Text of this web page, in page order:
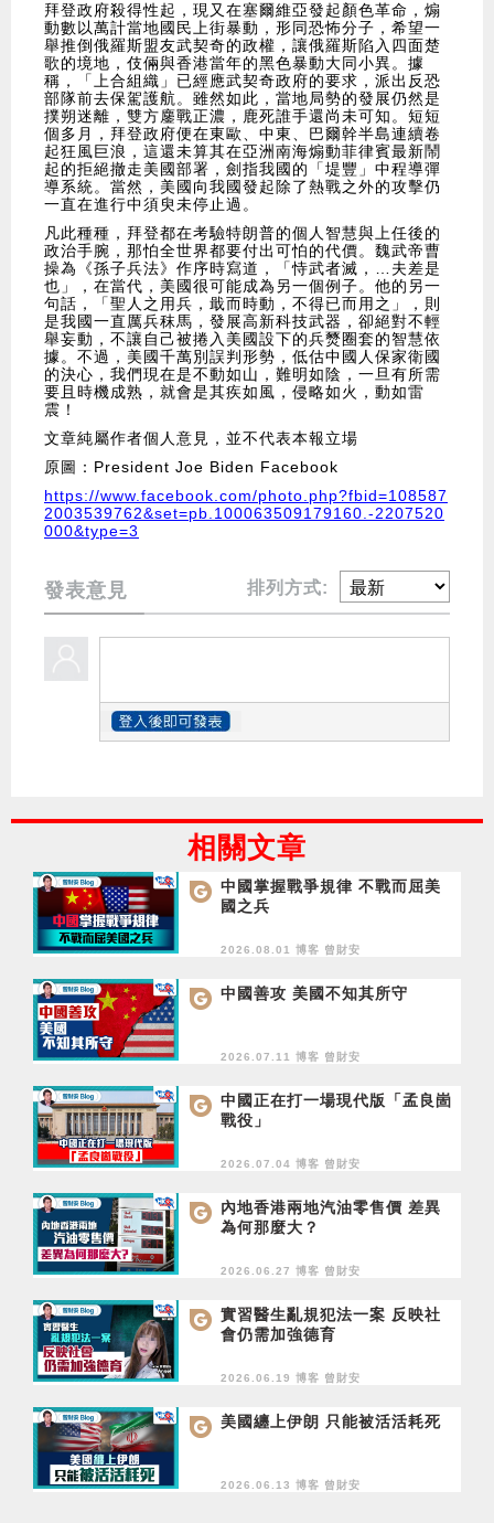
拜登政府殺得性起，現又在塞爾維亞發起顏色革命，煽
動數以萬計當地國民上街暴動，形同恐怖分子，希望一
舉推倒俄羅斯盟友武契奇的政權，讓俄羅斯陷入四面楚
歌的境地，伎倆與香港當年的黑色暴動大同小異。據
稱，「上合組織」已經應武契奇政府的要求，派出反恐
部隊前去保駕護航。雖然如此，當地局勢的發展仍然是
撲朔迷離，雙方鏖戰正濃，鹿死誰手還尚未可知。短短
個多月，拜登政府便在東歐、中東、巴爾幹半島連續卷
起狂風巨浪，這還未算其在亞洲南海煽動菲律賓最新鬧
起的拒絕撤走美國部署，劍指我國的「堤豐」中程導彈
導系統。當然，美國向我國發起除了熱戰之外的攻擊仍
一直在進行中須臾未停止過。
凡此種種，拜登都在考驗特朗普的個人智慧與上任後的
政治手腕，那怕全世界都要付出可怕的代價。魏武帝曹
操為《孫子兵法》作序時寫道，「恃武者滅，…夫差是
也」，在當代，美國很可能成為另一個例子。他的另一
句話，「聖人之用兵，戢而時動，不得已而用之」，則
是我國一直厲兵秣馬，發展高新科技武器，卻絕對不輕
舉妄動，不讓自己被捲入美國設下的兵燹圈套的智慧依
據。不過，美國千萬別誤判形勢，低估中國人保家衛國
的決心，我們現在是不動如山，難明如陰，一旦有所需
要且時機成熟，就會是其疾如風，侵略如火，動如雷
震！
文章純屬作者個人意見，並不代表本報立場
原圖：President Joe Biden Facebook
https://www.facebook.com/photo.php?fbid=108587
2003539762&set=pb.100063509179160.-2207520
000&type=3
發表意見 排列方式:
相關文章
中國掌握戰爭規律 不戰而屈美
國之兵
2026.08.01 博客 曾財安
中國善攻 美國不知其所守
2026.07.11 博客 曾財安
中國正在打一場現代版「孟良崮
戰役」
2026.07.04 博客 曾財安
內地香港兩地汽油零售價 差異
為何那麼大？
2026.06.27 博客 曾財安
實習醫生亂規犯法一案 反映社
會仍需加強德育
2026.06.19 博客 曾財安
美國纏上伊朗 只能被活活耗死
2026.06.13 博客 曾財安